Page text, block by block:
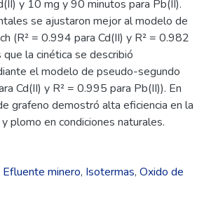
y 10 mg y 90 minutos para Pb(II).
se ajustaron mejor al modelo de
(R² = 0.994 para Cd(II) y R² = 0.982
la cinética se describió
el modelo de pseudo-segundo
Cd(II) y R² = 0.995 para Pb(II)). En
grafeno demostró alta eficiencia en la
plomo en condiciones naturales.
Efluente minero, Isotermas, Oxido de